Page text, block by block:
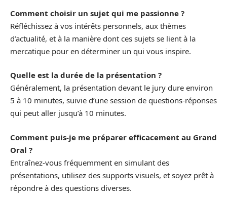
Comment choisir un sujet qui me passionne ?
Réfléchissez à vos intérêts personnels, aux thèmes
d’actualité, et à la manière dont ces sujets se lient à la
mercatique pour en déterminer un qui vous inspire.
Quelle est la durée de la présentation ?
Généralement, la présentation devant le jury dure environ
5 à 10 minutes, suivie d’une session de questions-réponses
qui peut aller jusqu’à 10 minutes.
Comment puis-je me préparer efficacement au Grand
Oral ?
Entraînez-vous fréquemment en simulant des
présentations, utilisez des supports visuels, et soyez prêt à
répondre à des questions diverses.